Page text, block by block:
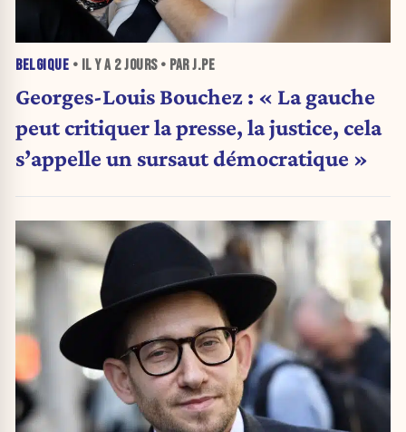
BELGIQUE • IL Y A 2 JOURS• PAR J.PE
Georges-Louis Bouchez : « La gauche
peut critiquer la presse, la justice, cela
s’appelle un sursaut démocratique »